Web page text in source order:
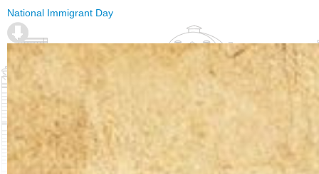
National Immigrant Day